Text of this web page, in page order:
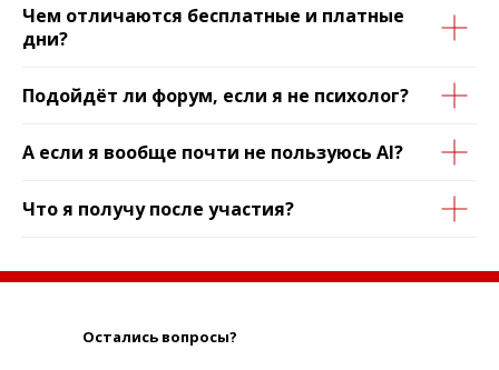
Чем отличаются бесплатные и платные
дни?
Подойдёт ли форум, если я не психолог?
А если я вообще почти не пользуюсь AI?
Что я получу после участия?
Остались вопросы?